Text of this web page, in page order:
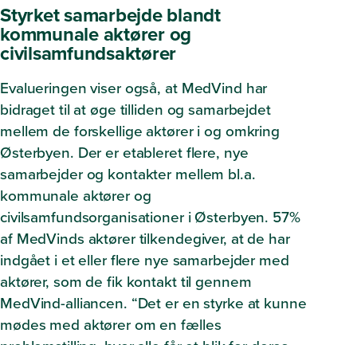
Styrket samarbejde blandt
kommunale aktører og
civilsamfundsaktører
Evalueringen viser også, at MedVind har
bidraget til at øge tilliden og samarbejdet
mellem de forskellige aktører i og omkring
Østerbyen. Der er etableret flere, nye
samarbejder og kontakter mellem bl.a.
kommunale aktører og
civilsamfundsorganisationer i Østerbyen. 57%
af MedVinds aktører tilkendegiver, at de har
indgået i et eller flere nye samarbejder med
aktører, som de fik kontakt til gennem
MedVind-alliancen. “Det er en styrke at kunne
mødes med aktører om en fælles